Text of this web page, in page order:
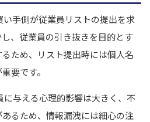
手側が従業員リストの提出を求
、従業員の引き抜きを目的とす
ため、リスト提出時には個人名
要です。
に与える心理的影響は大きく、不
るため、情報漏洩には細心の注